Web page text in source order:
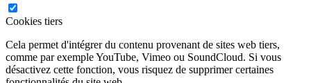
Cookies tiers
Cela permet d'intégrer du contenu provenant de sites web tiers,
comme par exemple YouTube, Vimeo ou SoundCloud. Si vous
désactivez cette fonction, vous risquez de supprimer certaines